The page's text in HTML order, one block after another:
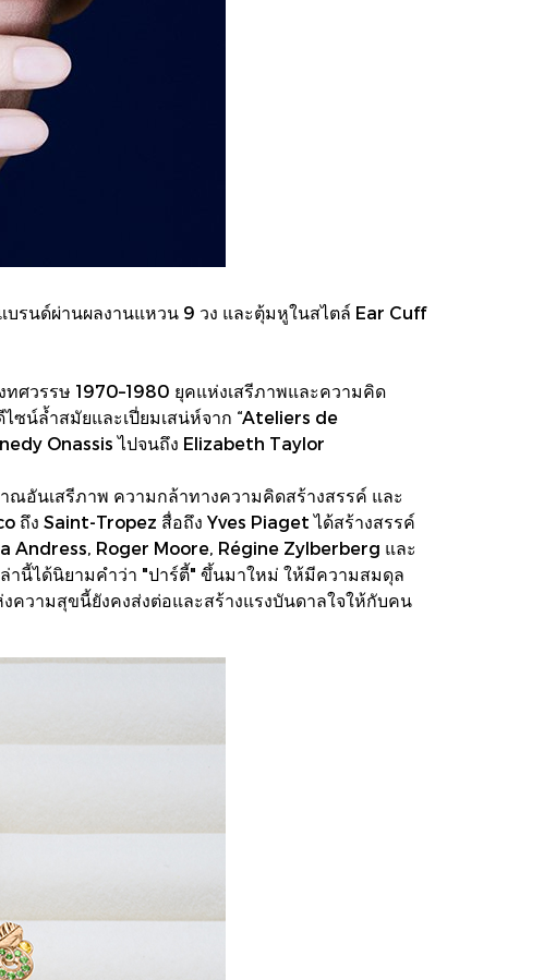
รนด์ผ่านผลงานแหวน 9 วง และตุ้มหูในสไตล์ Ear Cuff
ทศวรรษ 1970–1980 ยุคแห่งเสรีภาพและความคิด
ซน์ล้ำสมัยและเปี่ยมเสน่ห์จาก “Ateliers de
Onassis ไปจนถึง Elizabeth Taylor
อันเสรีภาพ ความกล้าทางความคิดสร้างสรรค์ และ
ถึง Saint-Tropez สื่อถึง Yves Piaget ได้สร้างสรรค์
Andress, Roger Moore, Régine Zylberberg และ
านี้ได้นิยามคำว่า "ปาร์ตี้" ขึ้นมาใหม่ ให้มีความสมดุล
ความสุขนี้ยังคงส่งต่อและสร้างแรงบันดาลใจให้กับคน